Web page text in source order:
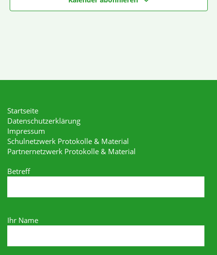
Startseite
Datenschutzerklärung
Impressum
Schulnetzwerk Protokolle & Material
Partnernetzwerk Protokolle & Material
Betreff
Ihr Name